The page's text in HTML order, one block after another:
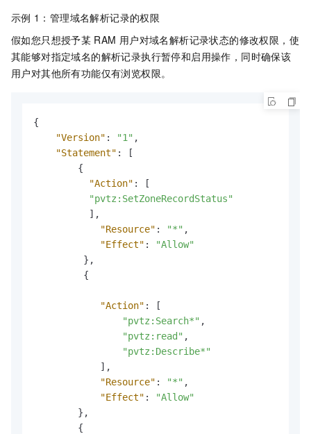
示例 1：管理域名解析记录的权限
假如您只想授予某 RAM 用户对域名解析记录状态的修改权限，使
其能够对指定域名的解析记录执行暂停和启用操作，同时确保该
用户对其他所有功能仅有浏览权限。
{
"Version" : "1" ,
"Statement" :
[
{
"Action" :
[
"pvtz:SetZoneRecordStatus"
] ,
"Resource" : "*" ,
"Effect" :
"Allow"
} ,
{
"Action" :
[
"pvtz:Search*" ,
"pvtz:read" ,
"pvtz:Describe*"
] ,
"Resource" : "*" ,
"Effect" :
"Allow"
} ,
{